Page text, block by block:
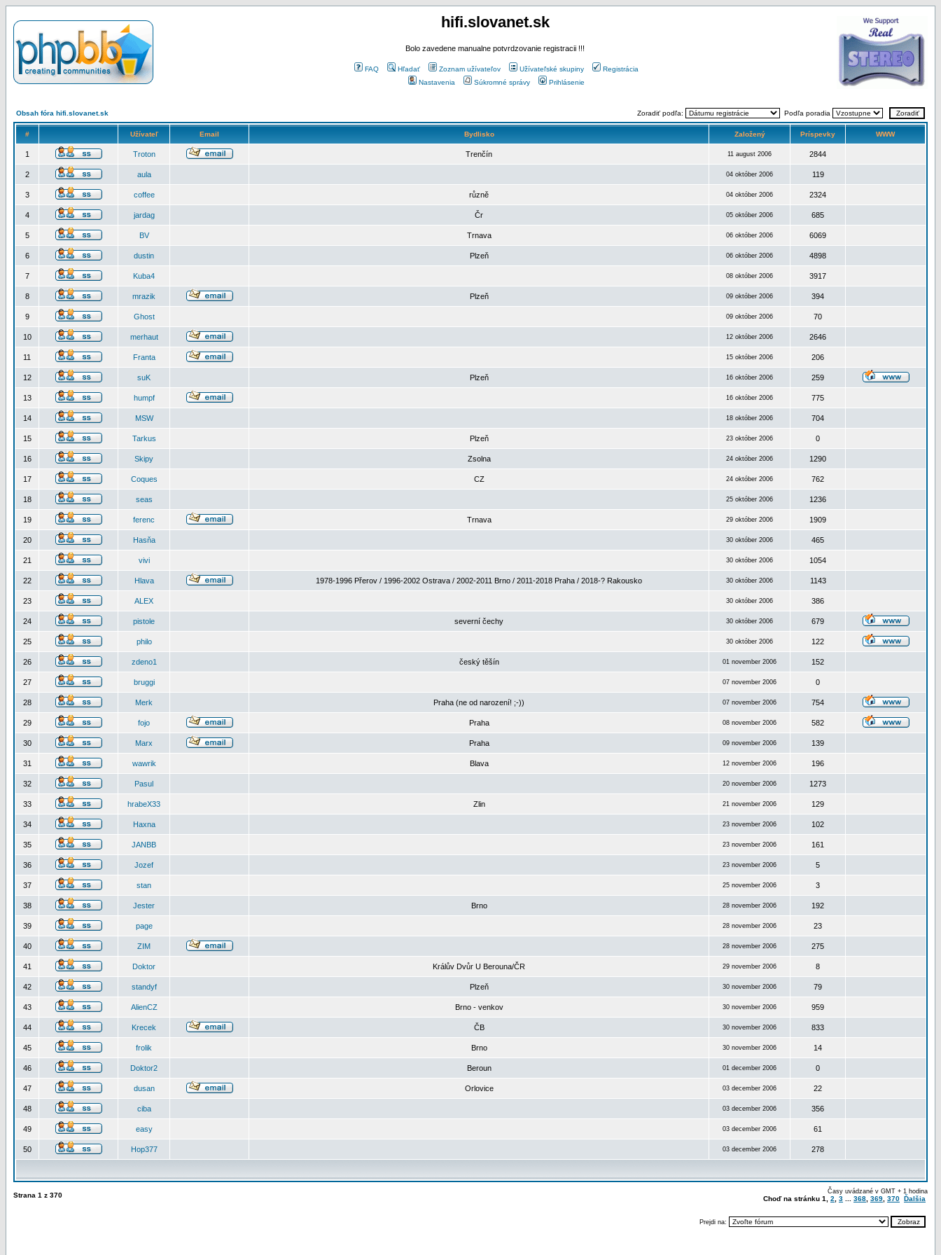
hifi.slovanet.sk
Bolo zavedene manualne potvrdzovanie registracii !!!
FAQ Hľadať Zoznam užívateľov Užívateľské skupiny
Registrácia
Nastavenia
Súkromné správy Prihlásenie
Obsah fóra hifi.slovanet.sk Zoradiť podľa: Podľa poradia
# Užívateľ Email Bydlisko Založený Príspevky WWW
1 Troton Trenčín 11 august 2006 2844
2 aula 04 október 2006 119
3 coffee různě 04 október 2006 2324
4 jardag Čr 05 október 2006 685
5 BV Trnava 06 október 2006 6069
6 dustin Plzeň 06 október 2006 4898
7 Kuba4 08 október 2006 3917
8 mrazik Plzeň 09 október 2006 394
9 Ghost 09 október 2006 70
10 merhaut 12 október 2006 2646
11 Franta 15 október 2006 206
12 suK Plzeň 16 október 2006 259
13 humpf 16 október 2006 775
14 MSW 18 október 2006 704
15 Tarkus Plzeň 23 október 2006 0
16 Skipy Zsolna 24 október 2006 1290
17 Coques CZ 24 október 2006 762
18 seas 25 október 2006 1236
19 ferenc Trnava 29 október 2006 1909
20 Hasňa 30 október 2006 465
21 vivi 30 október 2006 1054
22 Hlava 1978-1996 Přerov / 1996-2002 Ostrava / 2002-2011 Brno / 2011-2018 Praha / 2018-? Rakousko 30 október 2006 1143
23 ALEX 30 október 2006 386
24 pistole severní čechy 30 október 2006 679
25 philo 30 október 2006 122
26 zdeno1 český těšín 01 november 2006 152
27 bruggi 07 november 2006 0
28 Merk Praha (ne od narození! ;-)) 07 november 2006 754
29 fojo Praha 08 november 2006 582
30 Marx Praha 09 november 2006 139
31 wawrik Blava 12 november 2006 196
32 Pasul 20 november 2006 1273
33 hrabeX33 Zlin 21 november 2006 129
34 Haxna 23 november 2006 102
35 JANBB 23 november 2006 161
36 Jozef 23 november 2006 5
37 stan 25 november 2006 3
38 Jester Brno 28 november 2006 192
39 page 28 november 2006 23
40 ZIM 28 november 2006 275
41 Doktor Králův Dvůr U Berouna/ČR 29 november 2006 8
42 standyf Plzeň 30 november 2006 79
43 AlienCZ Brno - venkov 30 november 2006 959
44 Krecek ČB 30 november 2006 833
45 frolik Brno 30 november 2006 14
46 Doktor2 Beroun 01 december 2006 0
47 dusan Orlovice 03 december 2006 22
48 ciba 03 december 2006 356
49 easy 03 december 2006 61
50 Hop377 03 december 2006 278
Strana 1 z 370 Časy uvádzané v GMT + 1 hodina
Choď na stránku 1 2 3 368 369 370 Ďalšia
Prejdi na: